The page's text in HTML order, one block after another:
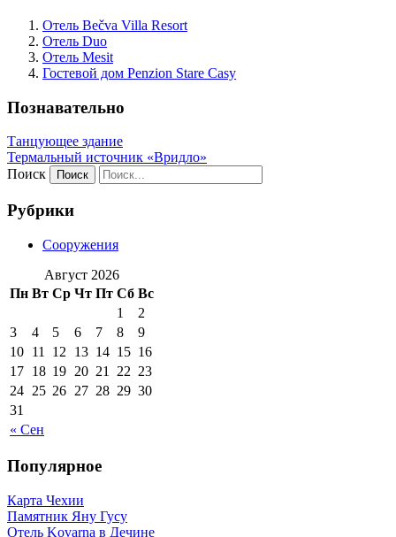
Отель Bečva Villa Resort
Отель Duo
Отель Mesit
Гостевой дом Penzion Stare Casy
Познавательно
Танцующее здание
Термальный источник «Вридло»
Поиск
Рубрики
Сооружения
Август 2026
Пн Вт Ср Чт Пт Сб Вс
« Сен
1
2
3
4 5 6 7 8
9
10 11 12 13 14 15 16
17 18 19 20 21 22 23
24 25 26 27 28 29 30
31
Популярное
Карта Чехии
Памятник Яну Гусу
Отель Kovarna в Дечине